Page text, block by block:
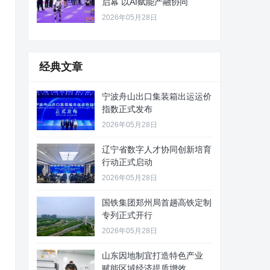
2026年05月28日
经典文章
宁波舟山出口集装箱出运运价
指数正式发布
2026年05月28日
辽宁省数字人才协同创新培育
行动正式启动
2026年05月28日
国铁集团郑州局首趟高铁定制
专列正式开行
2026年05月28日
山东因地制宜打造特色产业